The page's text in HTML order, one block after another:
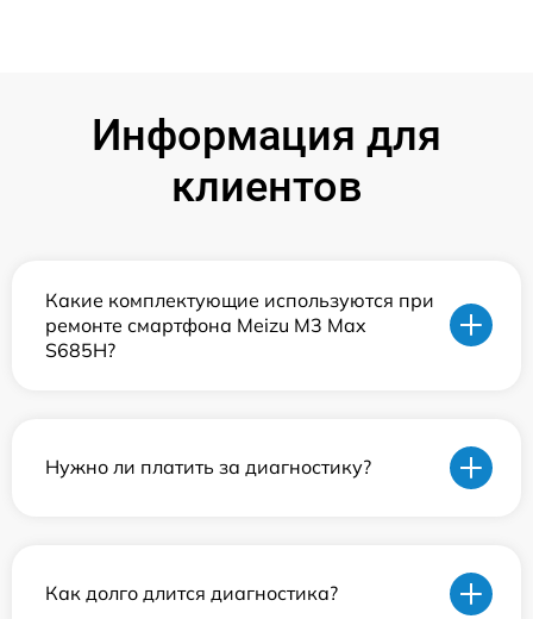
Информация для
клиентов
Какие комплектующие используются при
ремонте смартфона Meizu M3 Max
S685H?
Нужно ли платить за диагностику?
Как долго длится диагностика?